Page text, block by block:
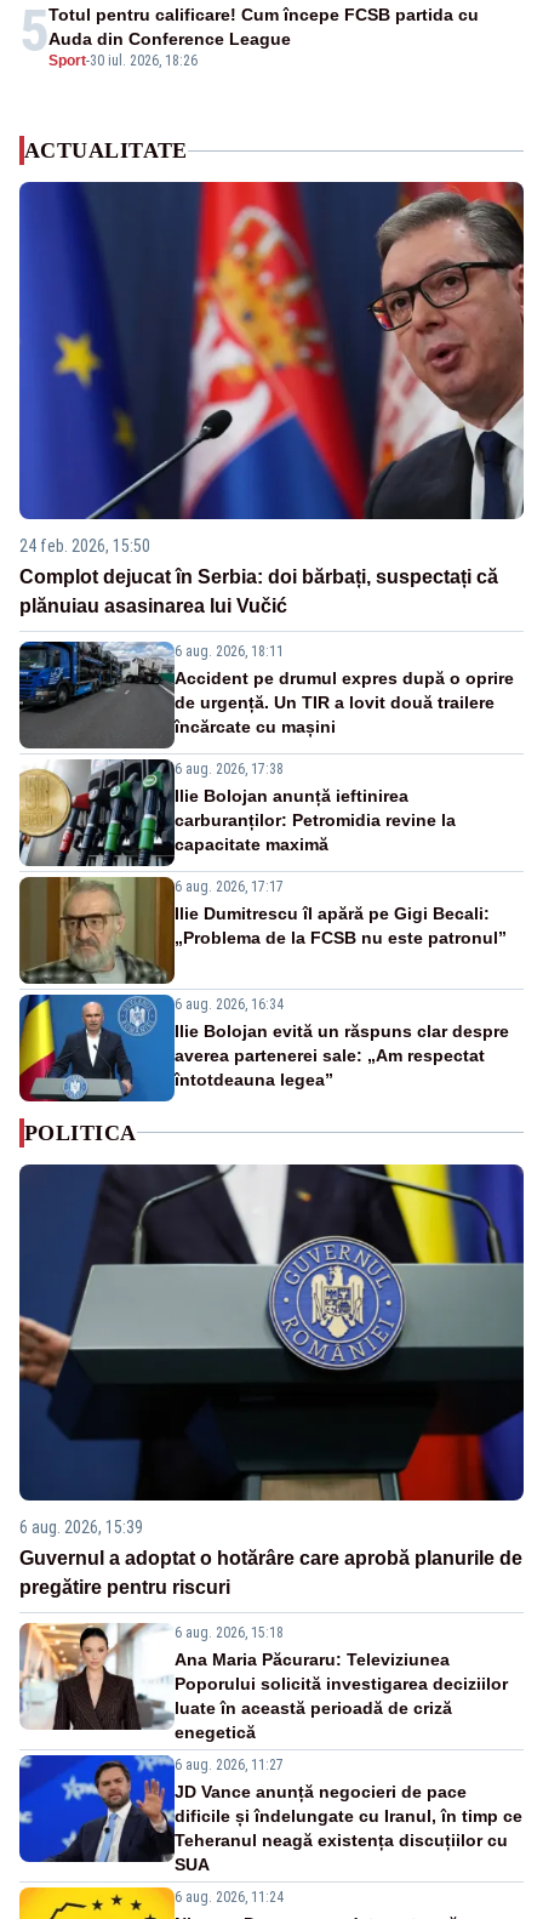
5Sport-30 iul. 2026, 18:26
Totul pentru calificare! Cum începe FCSB partida cu
Auda din Conference League
ACTUALITATE
24 feb. 2026, 15:50
Complot dejucat în Serbia: doi bărbați, suspectați că
plănuiau asasinarea lui Vučić
6 aug. 2026, 18:11
Accident pe drumul expres după o oprire
de urgență. Un TIR a lovit două trailere
încărcate cu mașini
6 aug. 2026, 17:38
Ilie Bolojan anunță ieftinirea
carburanților: Petromidia revine la
capacitate maximă
6 aug. 2026, 17:17
Ilie Dumitrescu îl apără pe Gigi Becali:
„Problema de la FCSB nu este patronul”
6 aug. 2026, 16:34
Ilie Bolojan evită un răspuns clar despre
averea partenerei sale: „Am respectat
întotdeauna legea”
POLITICA
6 aug. 2026, 15:39
Guvernul a adoptat o hotărâre care aprobă planurile de
pregătire pentru riscuri
6 aug. 2026, 15:18
Ana Maria Păcuraru: Televiziunea
Poporului solicită investigarea deciziilor
luate în această perioadă de criză
enegetică
6 aug. 2026, 11:27
JD Vance anunță negocieri de pace
dificile și îndelungate cu Iranul, în timp ce
Teheranul neagă existența discuțiilor cu
SUA
6 aug. 2026, 11:24